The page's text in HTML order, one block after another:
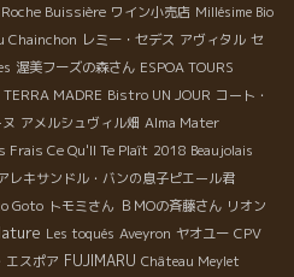
Buissière ワイン小売店 Millésime Bio
Chainchon レミー・セデス アヴィタル セ
渥美フーズの森さん ESPOA TOURS
TERRA MADRE Bistro UN JOUR コート・
アメルシュヴィル畑 Alma Mater
Ce Qu'Il Te Plaît 2018 Beaujolais
レキサンドル・バンの息子ピエール君
Goto トモミさん ＢＭОの斉藤さん リオン
Les toqués Aveyron ヤオユー CPV
エスポア FUJIMARU Château Meylet